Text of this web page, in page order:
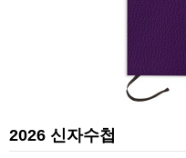
2026 신자수첩